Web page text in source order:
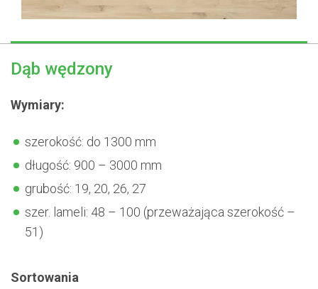
Dąb wędzony
Wymiary:
szerokość: do 1300 mm
długość: 900 – 3000 mm
grubość: 19, 20, 26, 27
szer. lameli: 48 – 100 (przeważająca szerokość –
51)
Sortowania